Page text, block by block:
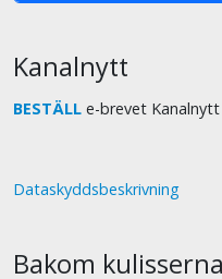
Kanalnytt
BESTÄLL e-brevet
Dataskyddsbeskrivning
Bakom kulisserna